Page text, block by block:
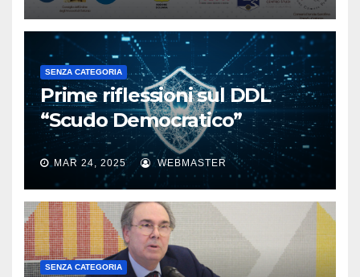
SENZA CATEGORIA
Prime riflessioni sul DDL
“Scudo Democratico”
MAR 24, 2025 WEBMASTER
SENZA CATEGORIA